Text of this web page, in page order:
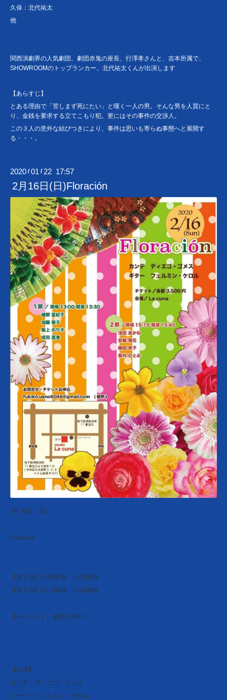
久保：北代祐太
他
関西演劇界の人気劇団、劇団赤鬼の座長、行澤孝さんと、吉本所属で、
SHOWROOMのトップランカー、北代祐太くんが出演します
【あらすじ】
とある理由で「苦しまず死にたい」と嘆く一人の男。そんな男を人質にと
り、金銭を要求する立てこもり犯。更にはその事件の交渉人。
この３人の意外な結びつきにより、事件は思いも寄らぬ事態へと展開す
る・・・。
2020 /01 / 22 17:57
2月16日(日)Floración
2月 16日（日）
Floración
【第１部】13:00開場 13:30開演
【第２部】15:15開場 15:45開演
【チケット】 各部3,500円
【出演】
カンテ：ディエゴ・ゴメス
トーケ：フェルミン・ケロル